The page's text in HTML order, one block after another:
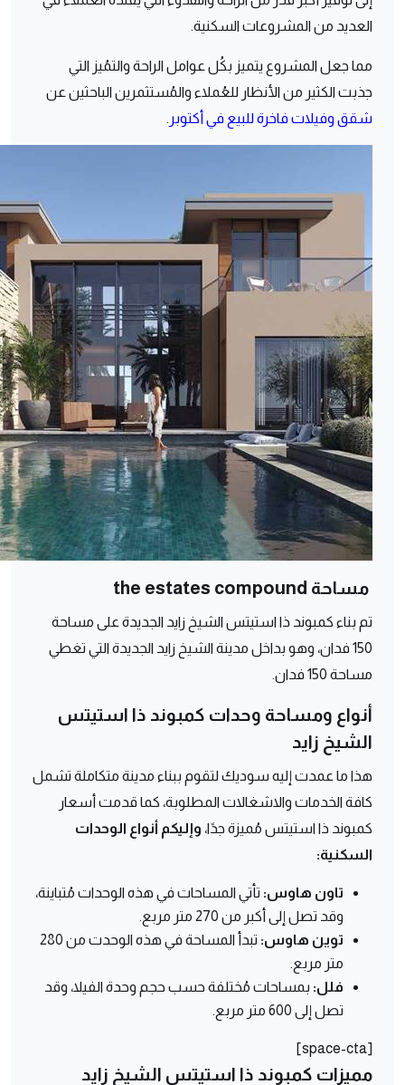
العديد من المشروعات السكنية.
مما جعل المشروع يتميز بكُل عوامل الراحة والتمُيز التي
جذبت الكثير من الأنظار للعُملاء والمُستثمرين الباحثين عن
شقق وفيلات فاخرة للبيع في أكتوبر .
مساحة the estates compound
تم بناء كمبوند ذا استيتس الشيخ زايد الجديدة على مساحة
150 فدان، وهو بداخل مدينة الشيخ زايد الجديدة التي تغطي
مساحة 150 فدان.
أنواع ومساحة وحدات كمبوند ذا استيتس
الشيخ زايد
هذا ما عمدت إليه سوديك لتقوم ببناء مدينة متكاملة تشمل
كافة الخدمات والاشغالات المطلوبة، كما قدمت أسعار
كمبوند ذا استيتس مُميزة جدًا، وإليكم أنواع الوحدات
السكنية:
تاون هاوس: تأتي المساحات في هذه الوحدات مُتباينة،
وقد تصل إلى أكبر من 270 متر مربع.
توين هاوس:
تبدأ المساحة في هذه الوحدت من 280
متر مربع.
فلل: بمساحات مُختلفة حسب حجم وحدة الفيلا، وقد
تصل إلى 600 متر مربع.
[space-cta]
مميزات كمبوند ذا استيتس الشيخ زايد